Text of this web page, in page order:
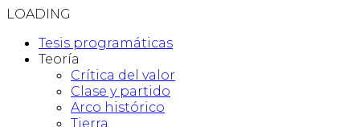
LOADING
Tesis programáticas
Teoría
Crítica del valor
Clase y partido
Arco histórico
Tierra